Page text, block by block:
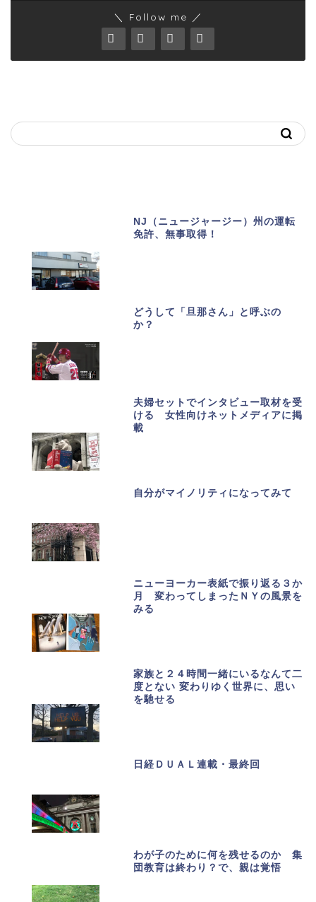
＼ Follow me ／
NJ（ニュージャージー）州の運転
免許、無事取得！
どうして「旦那さん」と呼ぶの
か？
夫婦セットでインタビュー取材を受
ける 女性向けネットメディアに掲
載
自分がマイノリティになってみて
ニューヨーカー表紙で振り返る３か
月 変わってしまったＮＹの風景を
みる
家族と２４時間一緒にいるなんて二
度とない 変わりゆく世界に、思い
を馳せる
日経ＤＵＡＬ連載・最終回
わが子のために何を残せるのか 集
団教育は終わり？で、親は覚悟